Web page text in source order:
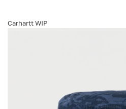
Carhartt WIP